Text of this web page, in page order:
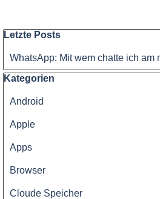
Qualität
-
Preis
Block überspringen Letzte Posts
Letzte Posts
WhatsApp: Mit wem chatte ich am
Block überspringen Kategorien
Kategorien
Android
Apple
Apps
Browser
Cloude Speicher